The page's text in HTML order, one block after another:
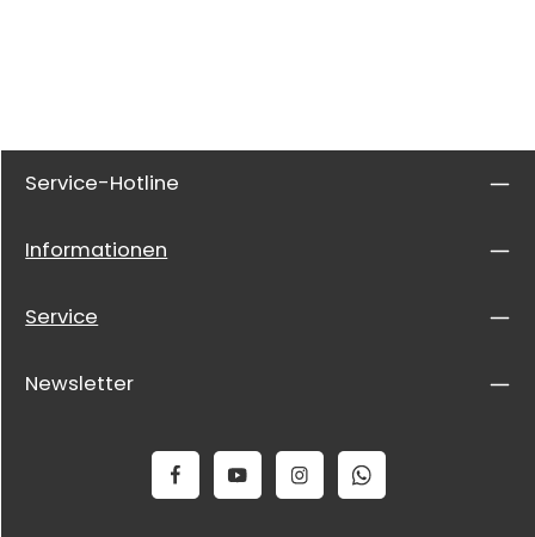
Service-Hotline
Informationen
Service
Newsletter